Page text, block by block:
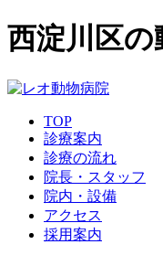
西淀川区
TOP
診療案内
診療の流れ
院長・スタッフ
院内・設備
アクセス
採用案内